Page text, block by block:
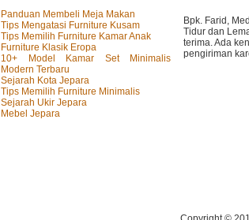
Panduan Membeli Meja Makan
Tips Mengatasi Furniture Kusam
Tips Memilih Furniture Kamar Anak
Furniture Klasik Eropa
10+ Model Kamar Set Minimalis
Modern Terbaru
Sejarah Kota Jepara
Tips Memilih Furniture Minimalis
Sejarah Ukir Jepara
Mebel Jepara
Bpk. Farid,
Tidur dan
terima. Ada
pengiriman